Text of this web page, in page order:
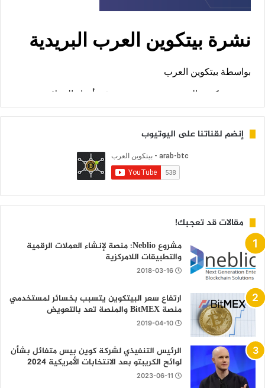
إنضم لقناتنا على اليوتيوب
مقالات قد تعجبك!
مشروع Neblio: منصة لإنشاء العملات الرقمية
والتطبيقات اللامركزية
2018-03-16
ارتفاع سعر البيتكوين يتسبب بخسائر لمستخدمي
منصة BitMEX والمنصة تعد بالتعويض
2019-04-10
الرئيس التنفيذي لشركة كوين بيس متفائل بشأن
لوائح الكريبتو بعد الانتخابات الأمريكية 2024
2023-06-11